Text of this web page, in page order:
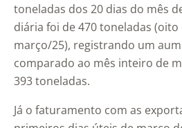
toneladas dos 20 dias do mês
diária foi de 470 toneladas
março/25), registrando um
comparado ao mês inteiro de
393 toneladas.
Já o faturamento com as